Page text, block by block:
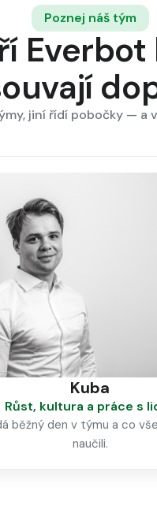
Poznej náš tým
jiní řídí pobočky —
Kuba
Růst, kultura a práce s
běžný den v týmu a co
naučili.